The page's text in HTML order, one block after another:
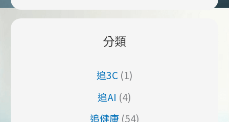
分類
追3C (1)
追AI (4)
追健康(54)